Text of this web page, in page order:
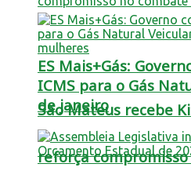
São Mateus recebe
reforça
ES Mais+Gás:
ICMS para o Gás
de janeiro